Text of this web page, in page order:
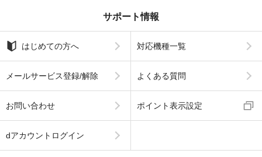
サポート情報
はじめての方へ 対応機種一覧
メールサービス登録/解除 よくある質問
お問い合わせ ポイント表示設定
dアカウントログイン